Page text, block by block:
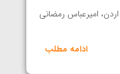
امیرعباس رمضانی
ادامه مطلب